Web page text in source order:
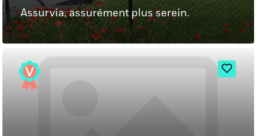
Assurvia, assurément plus serein.